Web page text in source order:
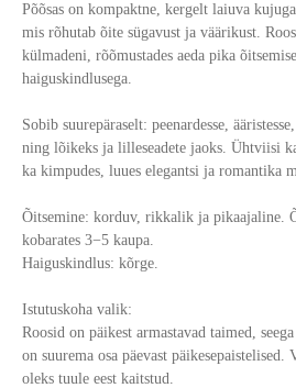
Põõsas on kompaktne, kergelt laiuva
mis rõhutab õite sügavust ja väärikust.
külmadeni, rõõmustades aeda pika
haiguskindlusega.
Sobib suurepäraselt: peenardesse,
ning lõikeks ja lilleseadete jaoks. Ühtviisi
ka kimpudes, luues elegantsi ja romantika
Õitsemine: korduv, rikkalik ja pikaajaline.
kobarates 3−5 kaupa.
Haiguskindlus: kõrge.
Istutuskoha valik:
Roosid on päikest armastavad taimed,
on suurema osa päevast päikesepaistelised.
oleks tuule eest kaitstud.